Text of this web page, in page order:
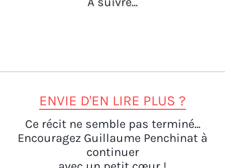
ENVIE D'EN LIRE PLUS ?
Ce récit ne semble pas terminé...
Encouragez Guillaume Penchinat à
continuer